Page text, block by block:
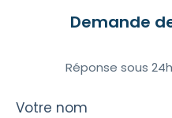
Demande
Réponse sous
Votre nom